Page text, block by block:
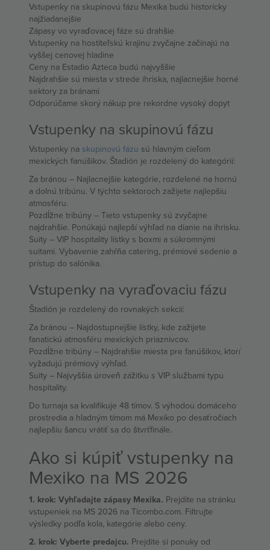
Vstupenky na skupinovú fázu Mexika budú historicky
najžiadanejšie
Zápasy vo vyraďovacej fáze sú drahšie
Vstupenky na hostiteľskú krajinu zvyčajne začínajú na
vyššej cenovej hladine
Ceny na Estadio Azteca budú najvyššie
Najdrahšie sú miesta v strede ihriska, najlacnejšie horné
sektory za bránami
Odporúčame skorý nákup pre rekordne vysoký dopyt
Vstupenky na skupinovú fázu
Vstupenky na skupinovú fázu sú hlavným cieľom
mexických fanúšikov. Štadión je rozdelený do kategórií:
Za bránou – Najlacnejšie kategórie, rozdelené na hornú
a dolnú tribúnu. V týchto sektoroch zažijete najlepšiu
atmosféru.
Pozdĺžne tribúny – Tieto vstupenky sú zvyčajne
najdrahšie. Ponúkajú najlepší výhľad na dianie na ihrisku.
Suity – VIP hospitality lístky s boxmi a súkromnými
suitami. Vybavenie zahŕňa catering, prémiové sedenie a
prístup do salónika.
Vstupenky na vyraďovaciu fázu
Štadión je rozdelený do rovnakých sekcií:
Za bránou – Najdostupnejšie lístky, kde zažijete
fanatickú atmosféru mexických priaznivcov.
Pozdĺžne tribúny – Najdrahšie miesta pre fanúšikov, ktorí
vyžadujú prémiový výhľad.
Suity – Najvyššia úroveň zážitku s VIP službami typu
hospitality.
Do turnaja sa kvalifikuje 48 tímov. S výhodou domáceho
prostredia a hladným tímom má Mexiko po desaťročiach
najlepšiu šancu vrátiť sa do štvrťfinále.
Ako si kúpiť vstupenky na
Mexiko na MS 2026
1. krok: Vyhľadajte zápasy Mexika. Prejdite na stránku
vstupeniek na MS 2026 na Ticombo.com. Filtrujte
výsledky podľa kola, kategórie alebo ceny.
2. krok: Vyberte predajcu. Prejdite si ponuky od